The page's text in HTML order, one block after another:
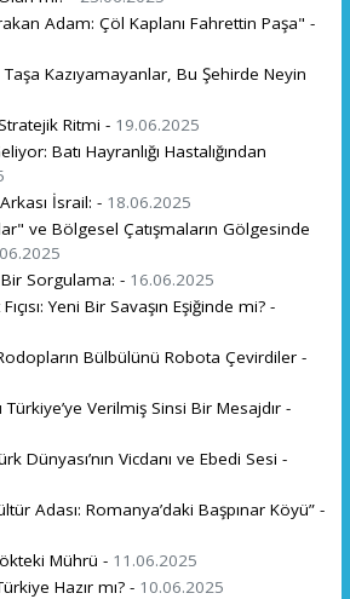
Adam: Çöl Kaplanı Fahrettin Paşa" -
Taşa Kazıyamayanlar, Bu Şehirde Neyin
Ritmi - 19.06.2025
Batı Hayranlığı Hastalığından
İsrail: - 18.06.2025
ve Bölgesel Çatışmaların Gölgesinde
Sorgulama: - 16.06.2025
Yeni Bir Savaşın Eşiğinde mi? -
Bülbülünü Robota Çevirdiler -
Türkiye’ye Verilmiş Sinsi Bir Mesajdır -
Dünyası’nın Vicdanı ve Ebedi Sesi -
Adası: Romanya’daki Başpınar Köyü” -
Mührü - 11.06.2025
Hazır mı? - 10.06.2025